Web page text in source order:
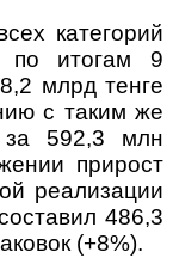
категорий
по итогам 9
млрд тенге
с таким же
за 592,3 млн
прирост
реализации
486,3
(+8%).